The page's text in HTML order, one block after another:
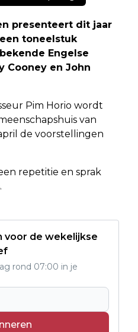
presenteert dit jaar
toneelstuk
Engelse
Cooney en John
Pim Horio wordt
van
de voorstellingen
repetitie en sprak
voor de wekelijkse
rond 07:00 in je